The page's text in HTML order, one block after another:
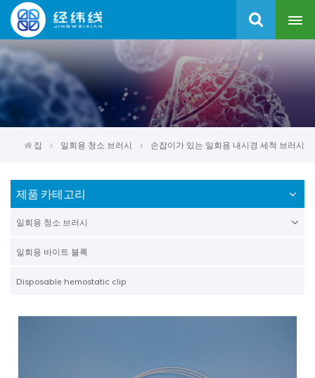
집 일회용 청소 브러시 손잡이가 있는 일회용 내시경 세척 브러시
제품 카테고리
일회용 청소 브러시
일회용 바이트 블록
Disposable hemostatic clip